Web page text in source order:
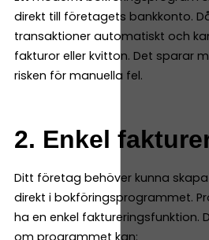
direkt till företagets bankkonto.
transaktioner automatiskt och
fakturor eller kvitton. Det sparar
risken för manuella fel.
2. Enkel
Ditt företag behöver kunna
direkt i bokföringsprogrammet.
ha en enkel faktureringsfunktion.